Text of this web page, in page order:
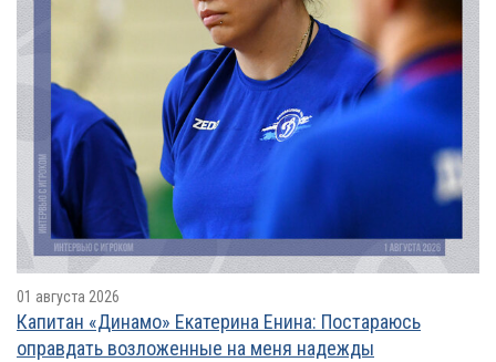
01 августа 2026
Капитан «Динамо» Екатерина Енина: Постараюсь
оправдать возложенные на меня надежды